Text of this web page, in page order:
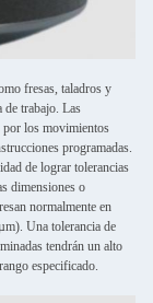
fresas, taladros y
de trabajo. Las
por los movimientos
programadas.
de lograr tolerancias
dimensiones o
normalmente en
Una tolerancia de
tendrán un alto
especificado.